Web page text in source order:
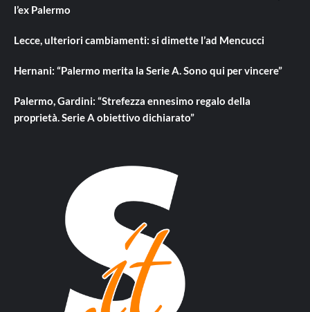
l’ex Palermo
Lecce, ulteriori cambiamenti: si dimette l’ad Mencucci
Hernani: “Palermo merita la Serie A. Sono qui per vincere”
Palermo, Gardini: “Strefezza ennesimo regalo della
proprietà. Serie A obiettivo dichiarato”